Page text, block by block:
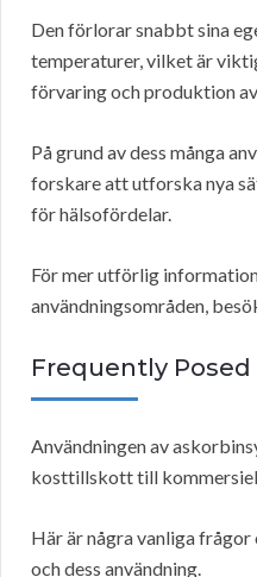
Den förlorar snabbt sina
temperaturer, vilket är
förvaring och produktion
På grund av dess många
forskare att utforska nya
för hälsofördelar.
För mer utförlig
användningsområden,
Frequently
Användningen av
kosttillskott till
Här är några vanliga
och dess användning.